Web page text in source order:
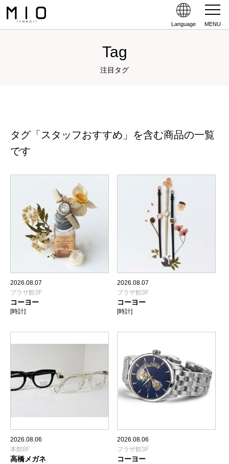
Language MENU
Tag
注目タグ
タグ「スタッフおすすめ」を含む商品の一覧
です
2026.08.07
プラザ館3F
コーヨー
[時計]
2026.08.07
プラザ館3F
コーヨー
[時計]
2026.08.06
本館8F
高橋メガネ
2026.08.06
プラザ館3F
コーヨー